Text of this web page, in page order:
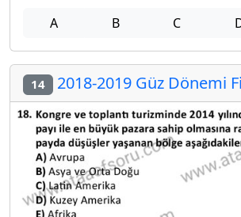
A B C
14 2018-2019 Güz Dönemi